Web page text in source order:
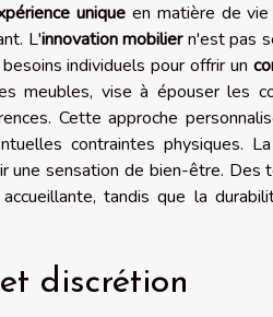
uniqueen matière de
L'innovation mobiliern'est pas
individuels pour offrir un
meubles, vise à épouser les
Cette approche
contraintes physiques.
une sensation de bien-être.
tandis que la
discrétion